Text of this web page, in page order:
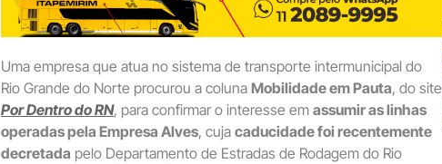
Uma empresa que atua no sistema de transporte intermunicipal do
Rio Grande do Norte procurou a coluna Mobilidade em Pauta, do site
Por Dentro do RN, para confirmar o interesse em assumir as linhas
operadas pela Empresa Alves, cuja caducidade foi recentemente
decretada pelo Departamento de Estradas de Rodagem do Rio